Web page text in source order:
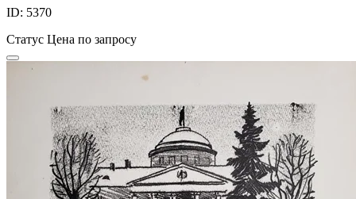
ID: 5370
Статус Цена по запросу